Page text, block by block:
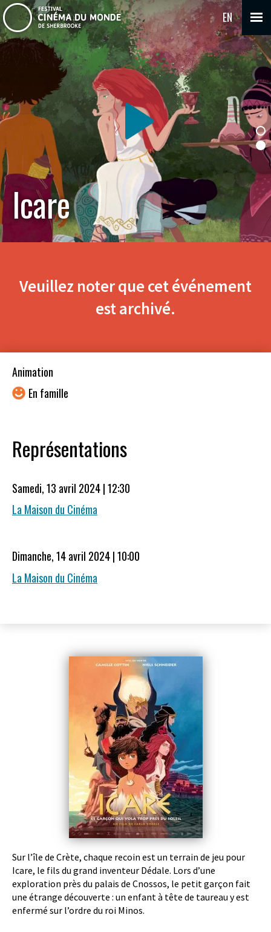
EN
Icare
Veuillez noter que cet événement
est archivé.
Animation
En famille
Représentations
Samedi, 13 avril 2024 | 12:30
La Maison du Cinéma
Dimanche, 14 avril 2024 | 10:00
La Maison du Cinéma
Sur l’île de Crète, chaque recoin est un terrain de jeu pour
Icare, le fils du grand inventeur Dédale. Lors d’une
exploration près du palais de Cnossos, le petit garçon fait
une étrange découverte : un enfant à tête de taureau y est
enfermé sur l’ordre du roi Minos.